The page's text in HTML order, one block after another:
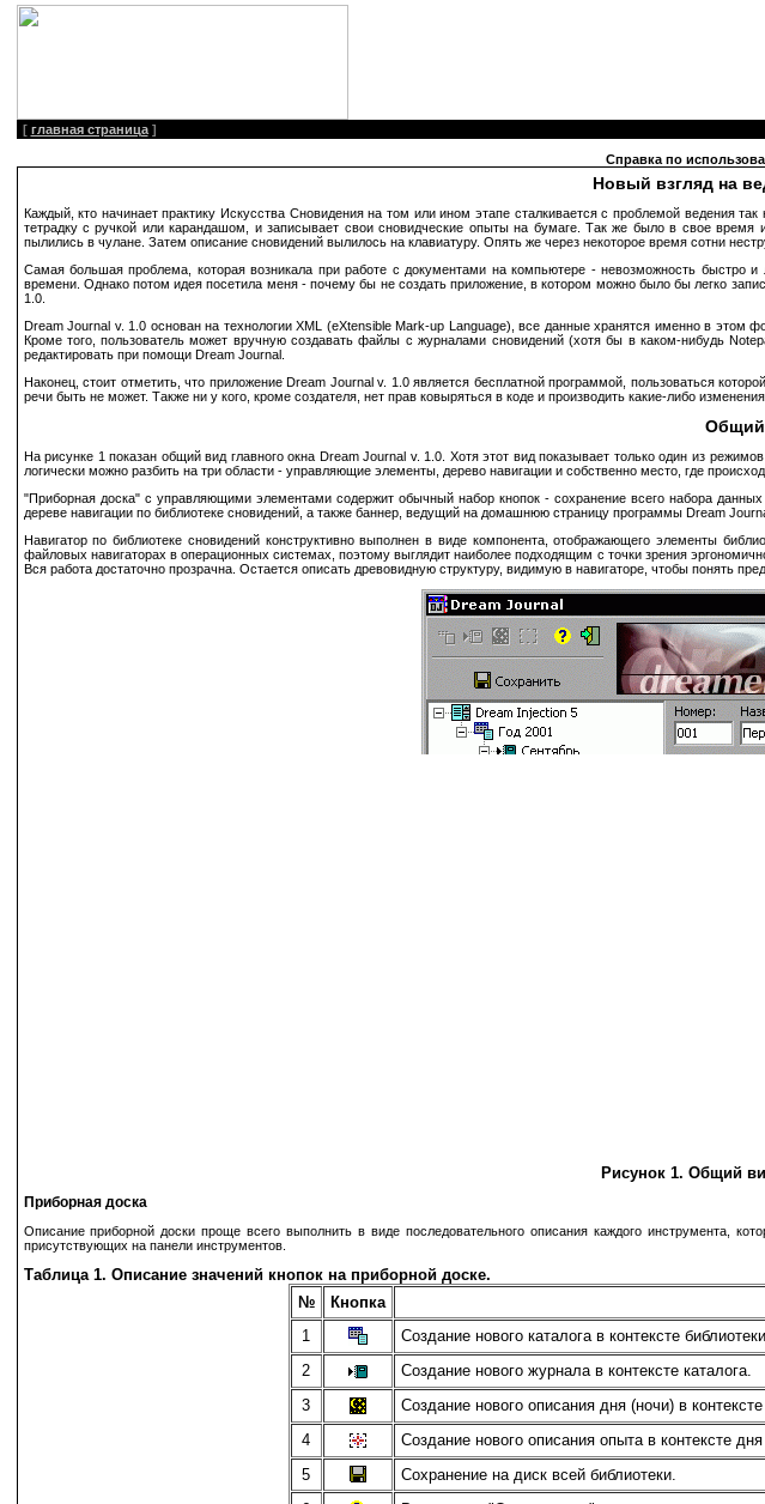
[ главная страница ]
Справка по
Новый взгляд на
Каждый, кто начинает практику Искусства Сновидения на том или ином этапе сталкивается с проблемой ведения
тетрадку с ручкой или карандашом, и записывает свои сновидческие опыты на бумаге. Так же было в свое
пылились в чулане. Затем описание сновидений вылилось на клавиатуру. Опять же через некоторое время сотни
Самая большая проблема, которая возникала при работе с документами на компьютере - невозможность быстро и
времени. Однако потом идея посетила меня - почему бы не создать приложение, в котором можно было бы легко
1.0.
Dream Journal v. 1.0 основан на технологии XML (eXtensible Mark-up Language), все данные хранятся именно в
Кроме того, пользователь может вручную создавать файлы с журналами сновидений (хотя бы в каком-нибудь
редактировать при помощи Dream Journal.
Наконец, стоит отметить, что приложение Dream Journal v. 1.0 является бесплатной программой, пользоваться
речи быть не может. Также ни у кого, кроме создателя, нет прав ковыряться в коде и производить какие-либо
Общий
На рисунке 1 показан общий вид главного окна Dream Journal v. 1.0. Хотя этот вид показывает только один из
логически можно разбить на три области - управляющие элементы, дерево навигации и собственно место, где
"Приборная доска" с управляющими элементами содержит обычный набор кнопок - сохранение всего набора
дереве навигации по библиотеке сновидений, а также баннер, ведущий на домашнюю страницу программы Dream
Навигатор по библиотеке сновидений конструктивно выполнен в виде компонента, отображающего элементы
файловых навигаторах в операционных системах, поэтому выглядит наиболее подходящим с точки зрения
Вся работа достаточно прозрачна. Остается описать древовидную структуру, видимую в навигаторе, чтобы понять
Рисунок 1. Общий
Приборная доска
Описание приборной доски проще всего выполнить в виде последовательного описания каждого инструмента,
присутствующих на панели инструментов.
Таблица 1. Описание значений кнопок на приборной доске.
№
Кнопка
1
Создание нового каталога в контексте
2
Создание нового журнала в контексте каталога.
3
Создание нового описания дня (ночи) в
4
Создание нового описания опыта в контексте дня
5
Сохранение на диск всей библиотеки.